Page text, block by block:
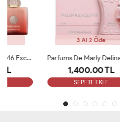
Parfums De Marly Delina Exclusive EDP Kadın 75ml Parfüm ARC
1,400.00 TL
SEPETE EKLE